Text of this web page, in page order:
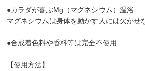
●カラダが喜ぶMg（マグネシウム）温浴
マグネシウムは身体を動かす人には欠かせ
●合成着色料や香料等は完全不使用
【使用方法】